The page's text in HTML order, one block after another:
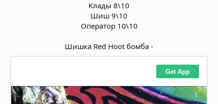
Клады 8\10
Шиш 9\10
Оператор 10\10
Шишка Red Hoot бомба -